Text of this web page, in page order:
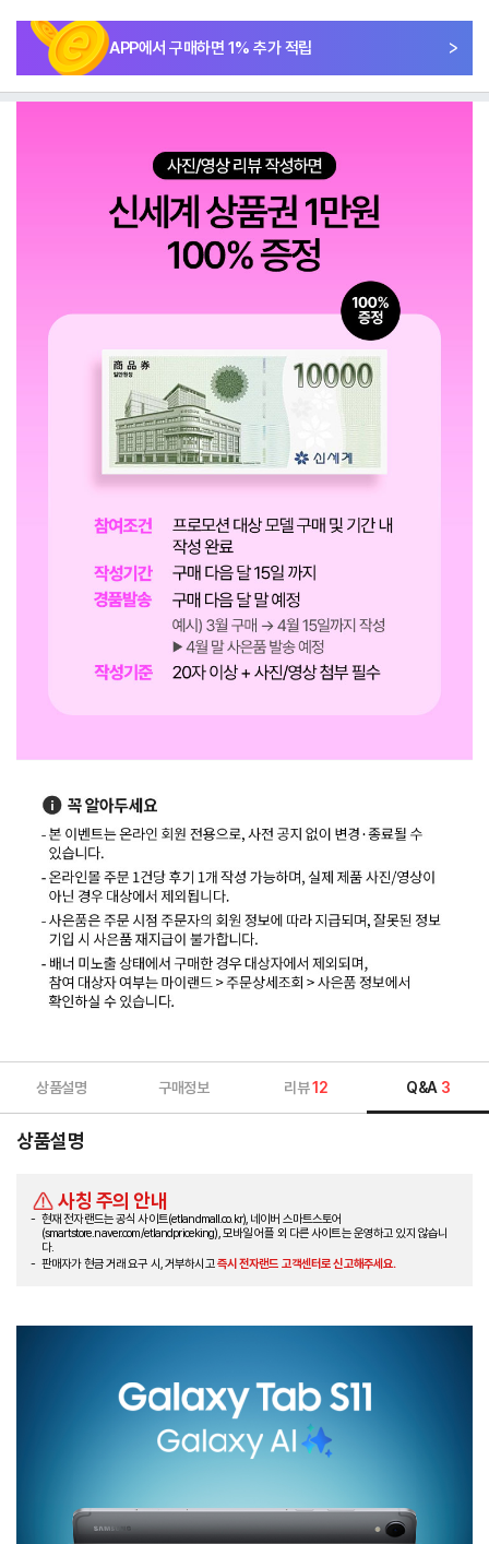
APP에서 구매하면 1% 추가 적립
상품설명 구매정보 리뷰12 Q&A 3
상품설명
사칭 주의 안내
현재 전자랜드는 공식 사이트(etlandmall.co.kr), 네이버 스마트스토어
(smartstore.naver.com/etlandpriceking), 모바일 어플 외 다른 사이트는 운영하고 있지 않습니
다.
판매자가 현금 거래 요구 시, 거부하시고즉시 전자랜드 고객센터로 신고해주세요.